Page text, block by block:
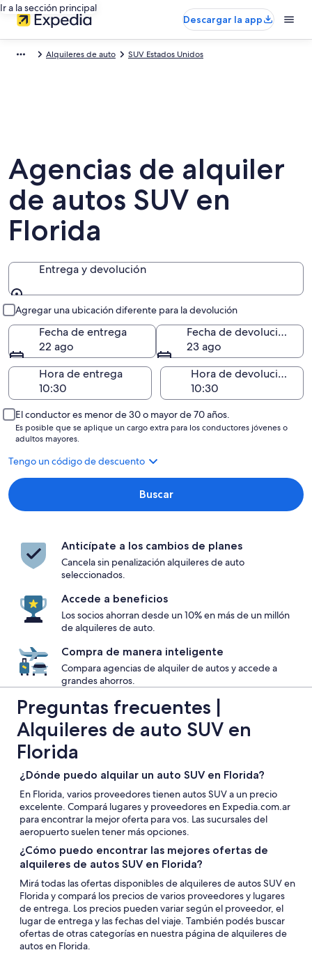
Ir a la sección principal
Descargar la app
Alquileres de auto SUV Estados Unidos
Agencias de alquiler
de autos SUV en
Florida
Entrega y devolución
Agregar una ubicación diferente para la devolución
Fecha de entrega
22 ago
Fecha de devolución
23 ago
Hora de entrega
Hora de devolución
El conductor es menor de 30 o mayor de 70 años.
Es posible que se aplique un cargo extra para los conductores jóvenes o
adultos mayores.
Tengo un código de descuento
Buscar
Anticípate a los cambios de planes
Cancela sin penalización alquileres de auto
seleccionados.
Accede a beneficios
Los socios ahorran desde un 10% en más de un millón
de alquileres de auto.
Compra de manera inteligente
Compara agencias de alquiler de autos y accede a
grandes ahorros.
Preguntas frecuentes |
Alquileres de auto SUV en
Florida
¿Dónde puedo alquilar un auto SUV en Florida?
En Florida, varios proveedores tienen autos SUV a un precio
excelente. Compará lugares y proveedores en Expedia.com.ar
para encontrar la mejor oferta para vos. Las sucursales del
aeropuerto suelen tener más opciones.
¿Cómo puedo encontrar las mejores ofertas de
alquileres de autos SUV en Florida?
Mirá todas las ofertas disponibles de alquileres de autos SUV en
Florida y compará los precios de varios proveedores y lugares
de entrega. Los precios pueden variar según el proveedor, el
lugar de entrega y las fechas del viaje. También podés buscar
ofertas de otras categorías en nuestra página de alquileres de
autos en Florida.